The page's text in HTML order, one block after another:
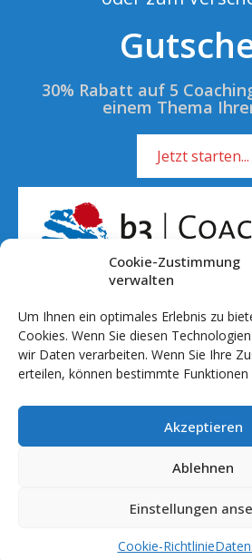
Cookie-Zustimmung
verwalten
Um Ihnen ein optimales Erlebnis zu
Cookies. Wenn Sie diesen
wir Daten verarbeiten. Wenn Sie Ihre
erteilen, können bestimmte
Akzeptieren
Ablehnen
Einstellungen
Cookie-Richtlinie
30% Rabatt auf 5
einem Thema
Jetzt starten...
Rufen Sie mich an!
01 51 - 701 041 20